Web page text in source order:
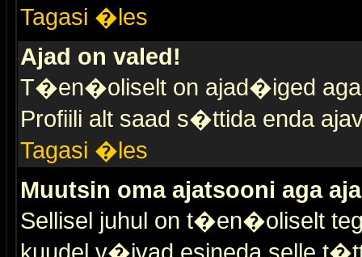
Tagasi �les
Ajad on valed!
T�en�oliselt on ajad�iged
Profiili alt saad s�ttida enda
Tagasi �les
Muutsin oma ajatsooni aga
Sellisel juhul on t�en�oliselt